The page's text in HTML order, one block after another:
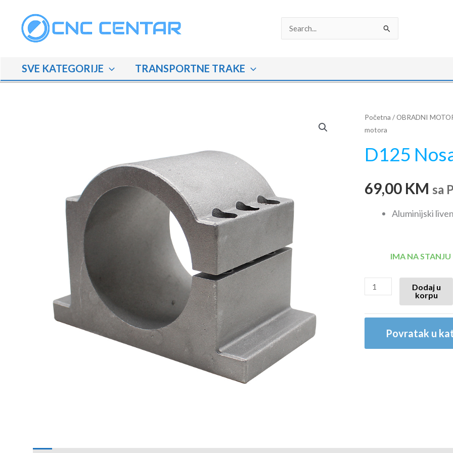
content
Search
SVE KATEGORIJE TRANSPORTNE TRAKE
Početna /OBRADNI
motora
D125
69,00 KM sa
Aluminijski
IMA NA STANJU
D125
Nosač
motora
Dodaj u
korpu
Povratak u